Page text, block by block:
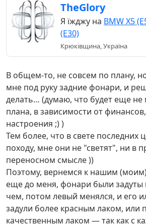
TheGlory
Я їжджу на BMW X5
(E30)
Крюківщина, Україна
В общем-то, не совсем по плану,
мне под руку задние фонари, и
делать… (думаю, что будет еще не
плана, в зависимости от
настроения ;) )
Тем более, что в свете последних
походу, мне они не "светят", ни в
переносном смысле ))
Поэтому, вернемся к нашим
еще до меня, фонари были задуты
чем, потом левый менялся, и его
задули более красным лаком, или
качественным лаком — так как с